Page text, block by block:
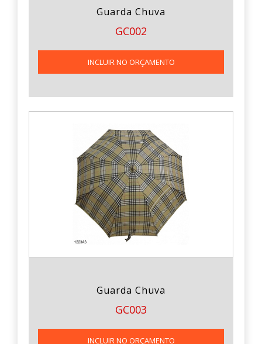
Guarda Chuva
GC002
INCLUIR NO ORÇAMENTO
Guarda Chuva
GC003
INCLUIR NO ORÇAMENTO